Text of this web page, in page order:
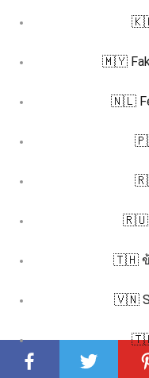
🇲🇾
🇳🇱
🇷🇺
🇹🇭 ข้
🇻🇳